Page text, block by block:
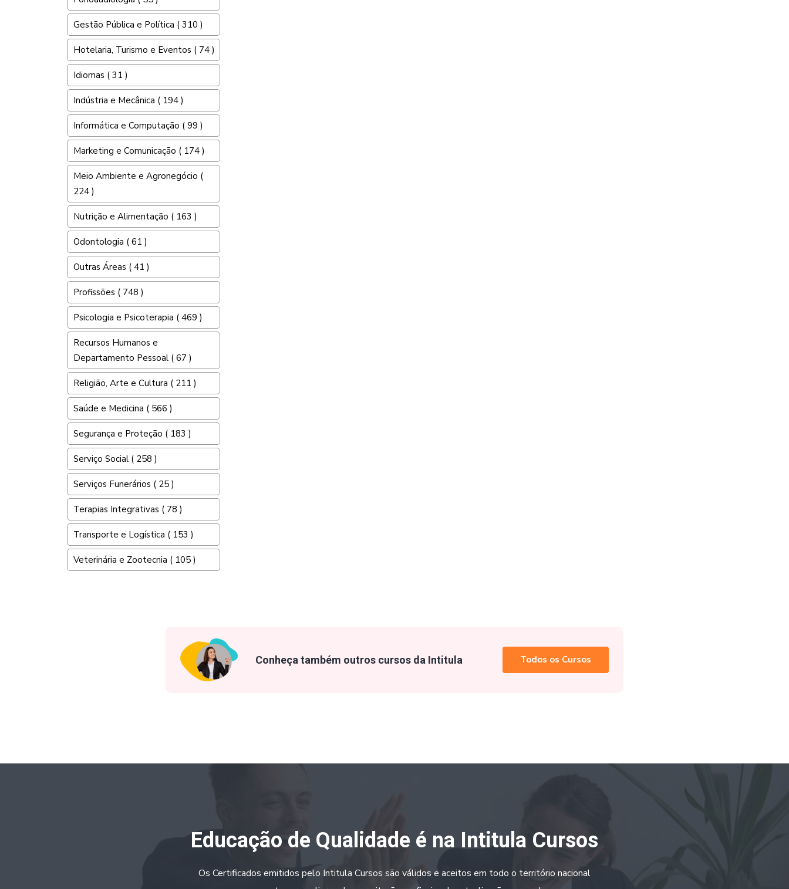
Gestão Pública e Política ( 310 )
Hotelaria, Turismo e Eventos ( 74 )
Idiomas ( 31 )
Indústria e Mecânica ( 194 )
Informática e Computação ( 99 )
Marketing e Comunicação ( 174 )
Meio Ambiente e Agronegócio (
224 )
Nutrição e Alimentação ( 163 )
Odontologia ( 61 )
Outras Áreas ( 41 )
Profissões ( 748 )
Psicologia e Psicoterapia ( 469 )
Recursos Humanos e
Departamento Pessoal ( 67 )
Religião, Arte e Cultura ( 211 )
Saúde e Medicina ( 566 )
Segurança e Proteção ( 183 )
Serviço Social ( 258 )
Serviços Funerários ( 25 )
Terapias Integrativas ( 78 )
Transporte e Logística ( 153 )
Veterinária e Zootecnia ( 105 )
Conheça também outros cursos da Intitula Todos os Cursos
Educação de Qualidade é na Intitula Cursos
Os Certificados emitidos pelo Intitula Cursos são válidos e aceitos em todo o território nacional